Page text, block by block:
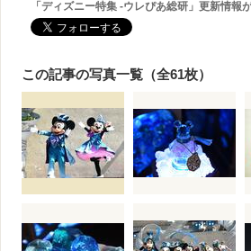
「ディズニー特集 -ウレぴあ総研」更新情報
この記事の写真一覧（全61枚）